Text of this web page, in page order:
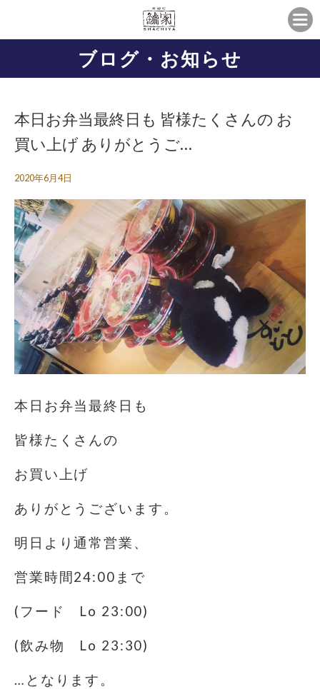
ブログ・お知らせ
本日お弁当最終日も 皆様たくさんの お
買い上げ ありがとうご…
2020年6月4日
本日お弁当最終日も
皆様たくさんの
お買い上げ
ありがとうございます。
明日より通常営業、
営業時間24:00まで
(フード Lo 23:00)
(飲み物 Lo 23:30)
…となります。